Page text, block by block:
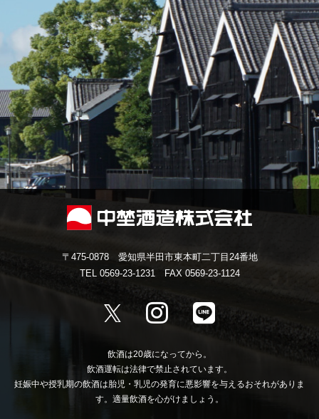
〒475-0878 愛知県半田市東本町二丁目24番地
TEL 0569-23-1231 FAX 0569-23-1124
飲酒は20歳になってから。
飲酒運転は法律で禁止されています。
妊娠中や授乳期の飲酒は胎児・乳児の発育に悪影響を与えるおそれがありま
す。適量飲酒を心がけましょう。